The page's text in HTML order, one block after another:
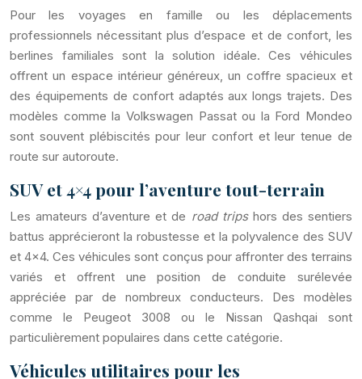
Pour les voyages en famille ou les déplacements
professionnels nécessitant plus d’espace et de confort, les
berlines familiales sont la solution idéale. Ces véhicules
offrent un espace intérieur généreux, un coffre spacieux et
des équipements de confort adaptés aux longs trajets. Des
modèles comme la Volkswagen Passat ou la Ford Mondeo
sont souvent plébiscités pour leur confort et leur tenue de
route sur autoroute.
SUV et 4×4 pour l’aventure tout-terrain
Les amateurs d’aventure et de road trips hors des sentiers
battus apprécieront la robustesse et la polyvalence des SUV
et 4×4. Ces véhicules sont conçus pour affronter des terrains
variés et offrent une position de conduite surélevée
appréciée par de nombreux conducteurs. Des modèles
comme le Peugeot 3008 ou le Nissan Qashqai sont
particulièrement populaires dans cette catégorie.
Véhicules utilitaires pour les